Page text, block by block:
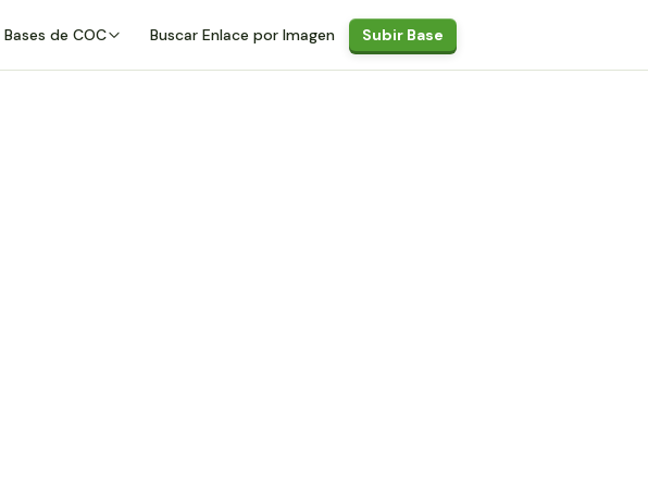
Bases de COC Buscar Enlace por Imagen Subir Base